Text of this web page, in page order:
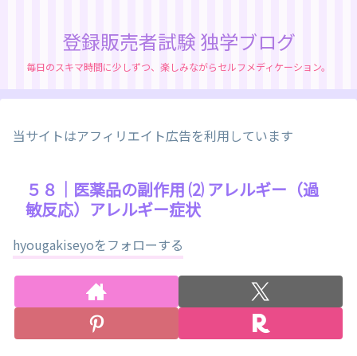
登録販売者試験 独学ブログ
毎日のスキマ時間に少しずつ、楽しみながらセルフメディケーション。
当サイトはアフィリエイト広告を利用しています
５８｜医薬品の副作用 ⑵ アレルギー（過
敏反応）アレルギー症状
hyougakiseyoをフォローする